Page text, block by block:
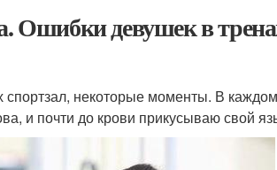
Ошибки девушек в
некоторые моменты. В
и почти до крови прикусываю свой